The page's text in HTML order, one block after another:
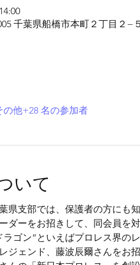
千葉県船橋市本町２丁目２−
の他+28 名の参加者
いて
県支部では、保護者の方にも
ダーをお招きして、同会員を
ゴン”といえばプロレス界の
ジェンド、藤波辰爾さんをお招